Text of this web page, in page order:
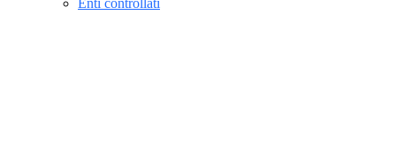
Enti controllati